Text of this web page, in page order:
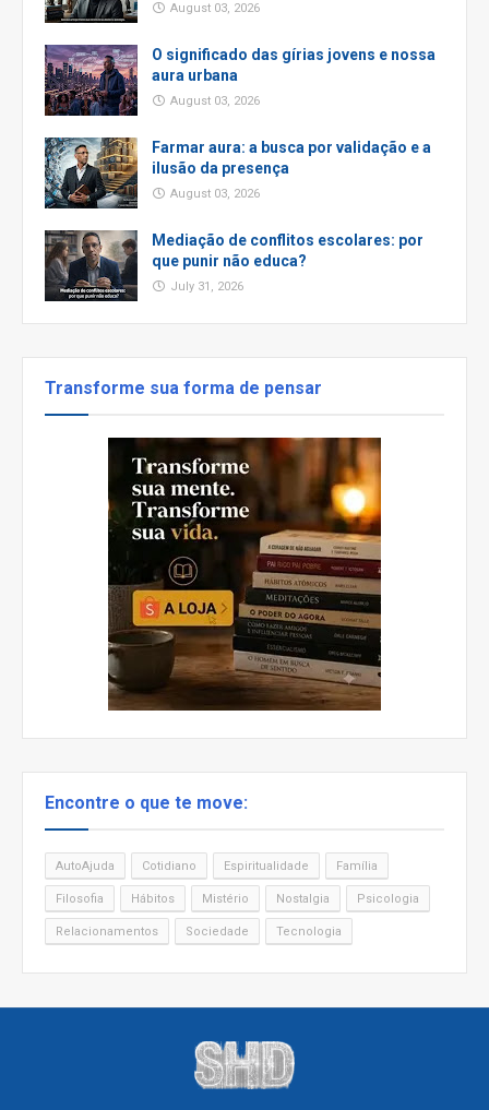
August 03, 2026
O significado das gírias jovens e nossa
aura urbana
August 03, 2026
Farmar aura: a busca por validação e a
ilusão da presença
August 03, 2026
Mediação de conflitos escolares: por
que punir não educa?
July 31, 2026
Transforme sua forma de pensar
Encontre o que te move:
AutoAjuda Cotidiano Espiritualidade Família
Filosofia Hábitos Mistério Nostalgia Psicologia
Relacionamentos Sociedade Tecnologia